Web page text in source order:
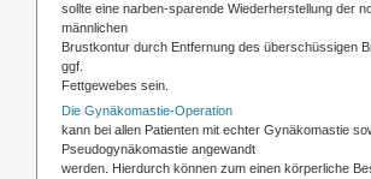
sollte eine narben-sparende Wiederherstellung der
männlichen
Brustkontur durch Entfernung des überschüssigen
ggf.
Fettgewebes sein.
Die Gynäkomastie-Operation
kann bei allen Patienten mit echter Gynäkomastie
Pseudogynäkomastie angewandt
werden. Hierdurch können zum einen körperliche